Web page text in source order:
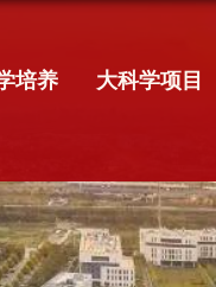
培养 大科学项目